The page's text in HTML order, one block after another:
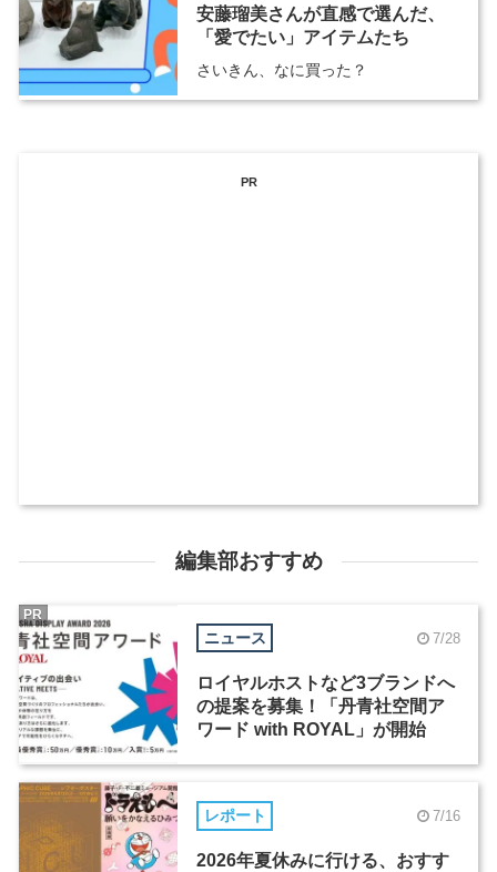
安藤瑠美さんが直感で選んだ、
「愛でたい」アイテムたち
さいきん、なに買った？
PR
編集部おすすめ
ニュース 7/28
ロイヤルホストなど3ブランドへ
の提案を募集！「丹青社空間ア
ワード with ROYAL」が開始
PR
レポート 7/16
2026年夏休みに行ける、おすす